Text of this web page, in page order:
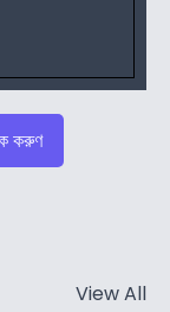
করুণ
View All